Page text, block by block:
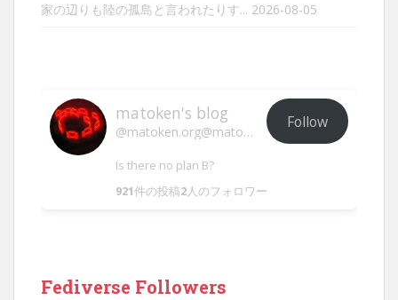
家の辺りも陸の孤島と言われたりす... 2026-08-05
matoken's blog
@matoken.org@matoken.org
Follow
Is there no plan B?
921件の投稿2人のフォロワー
Fediverse Followers